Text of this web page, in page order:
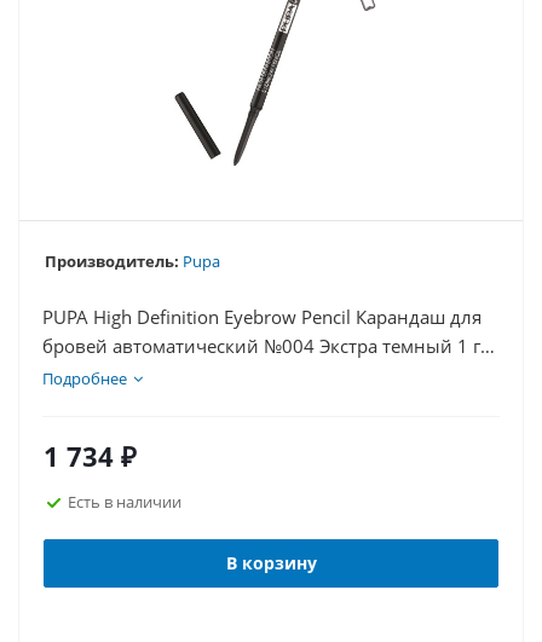
Производитель: Pupa
PUPA High Definition Eyebrow Pencil Карандаш для
бровей автоматический №004 Экстра темный 1 г
(240180А004)
Подробнее
1 734 ₽
Есть в наличии
В корзину